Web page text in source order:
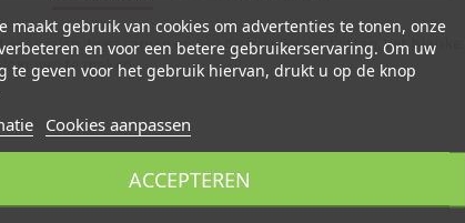
wielen, twee ramen en een deur welke vastzitten. Het
van te maken.
om intensief mee te spelen.
maakt gebruik van cookies om advertenties te tonen, onze
en voor een betere gebruikerservaring. Om uw
te geven voor het gebruik hiervan, drukt u op de knop
Cookies aanpassen
ACCEPTEREN